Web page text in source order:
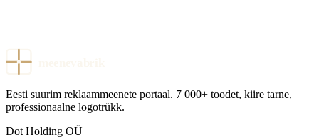
Eesti suurim reklaammeenete portaal. 7 000+ toodet, kiire tarne,
professionaalne logotrükk.
Dot Holding OÜ